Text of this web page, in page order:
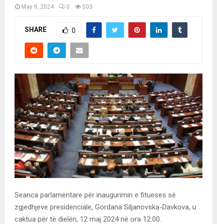
May 9, 2024 0 503
SHARE 0
Seanca parlamentare për inaugurimin e fitueses së
zgjedhjeve presidenciale, Gordana Siljanovska-Davkova, u
caktua për të dielën, 12 maj 2024 në ora 12:00.